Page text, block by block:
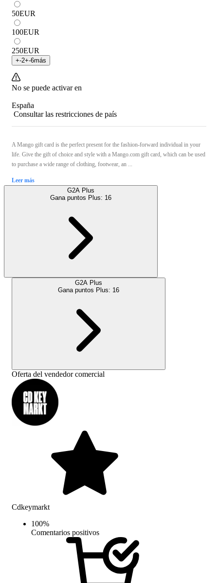
50EUR
100EUR
250EUR
+-2+-6más
No se puede activar en
España
Consultar las restricciones de país
A Mango gift card is the perfect present for the fashion-forward individual in your
life. Give the gift of choice and style with a Mango.com gift card, which can be used
to purchase a wide range of clothing, footwear, an ...
Leer más
G2A Plus
Gana puntos Plus: 16
G2A Plus
Gana puntos Plus: 16
Oferta del vendedor comercial
Cdkeymarkt
100%
Comentarios positivos